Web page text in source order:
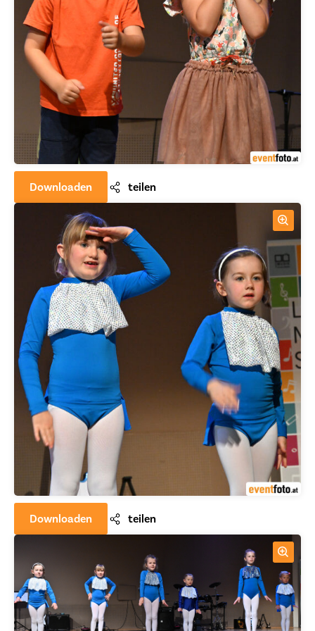
Downloaden teilen
Downloaden teilen